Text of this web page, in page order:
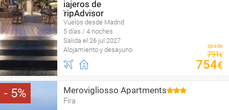
Vuelos desde Madrid
5 días / 4 noches
Salida el 26 jul 2027
Alojamiento y desayuno
desde
791€
754€
5 Merovigliosso Apartments
Fira